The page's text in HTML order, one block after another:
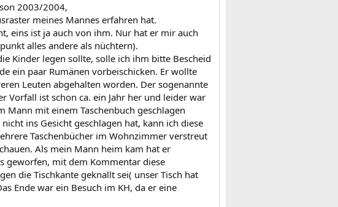
2003/2004,
meines Mannes erfahren hat.
eins ist ja auch von ihm. Nur hat er mir auch
alles andere als nüchtern).
Kinder legen sollte, solle ich ihm bitte Bescheid
ein paar Rumänen vorbeischicken. Er wollte
Leuten abgehalten worden. Der sogenannte
Vorfall ist schon ca. ein Jahr her und leider war
Mann mit einem Taschenbuch geschlagen
ins Gesicht geschlagen hat, kann ich diese
Taschenbücher im Wohnzimmer verstreut
Als mein Mann heim kam hat er
geworfen, mit dem Kommentar diese
die Tischkante geknallt sei( unser Tisch hat
Ende war ein Besuch im KH, da er eine